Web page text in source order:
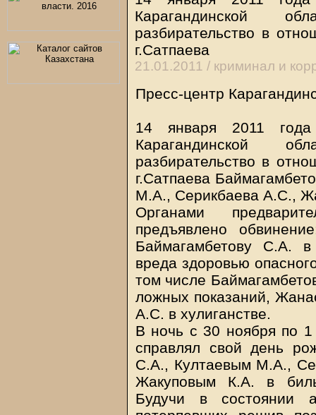
Карагандинской
разбирательство в
г.Сатпаева
21.01.2011 / криминал и
Пресс-центр
14 января 2011 года
Карагандинской
разбирательство в
г.Сатпаева
М.А., Серикбаева А.С.,
Органами
предъявлено
Баймагамбетову С.А.
вреда здоровью
том числе
ложных показаний,
А.С. в хулиганстве.
В ночь с 30 ноября по
справлял свой день
С.А., Култаевым М.А.,
Жакуповым К.А. в
Будучи в состоянии